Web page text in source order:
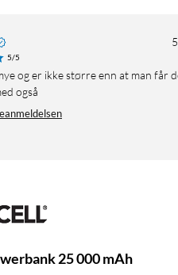
5/5
også
25 000 mAh